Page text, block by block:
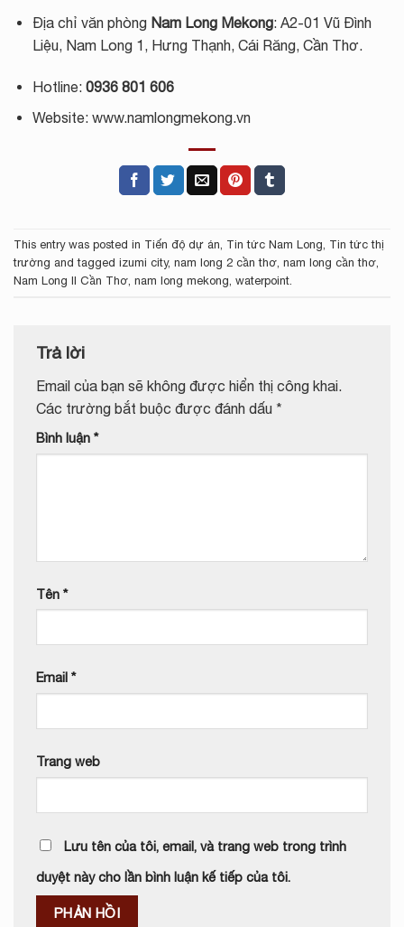
Địa chỉ văn phòng Nam Long Mekong: A2-01 Vũ Đình
Liệu, Nam Long 1, Hưng Thạnh, Cái Răng, Cần Thơ.
Hotline: 0936 801 606
Website: www.namlongmekong.vn
This entry was posted in Tiến độ dự án Tin tức Nam Long Tin tức thị
trường and tagged izumi city, nam long 2 cần thơ nam long cần thơ
Nam Long II Cần Thơ nam long mekong waterpoint
Trả lời
Email của bạn sẽ không được hiển thị công khai.
Các trường bắt buộc được đánh dấu *
Bình luận *
Tên *
Email *
Trang web
Lưu tên của tôi, email, và trang web trong trình
duyệt này cho lần bình luận kế tiếp của tôi.